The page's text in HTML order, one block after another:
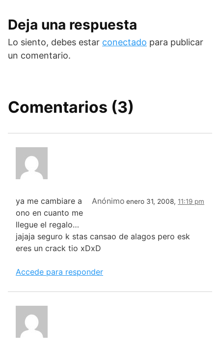
Deja una respuesta
Lo siento, debes estar conectado para publicar
un comentario.
Comentarios (3)
Anónimo enero 31, 2008, 11:19 pm
ya me cambiare a
ono en cuanto me
llegue el regalo…
jajaja seguro k stas cansao de alagos pero esk
eres un crack tio xDxD
Accede para responder